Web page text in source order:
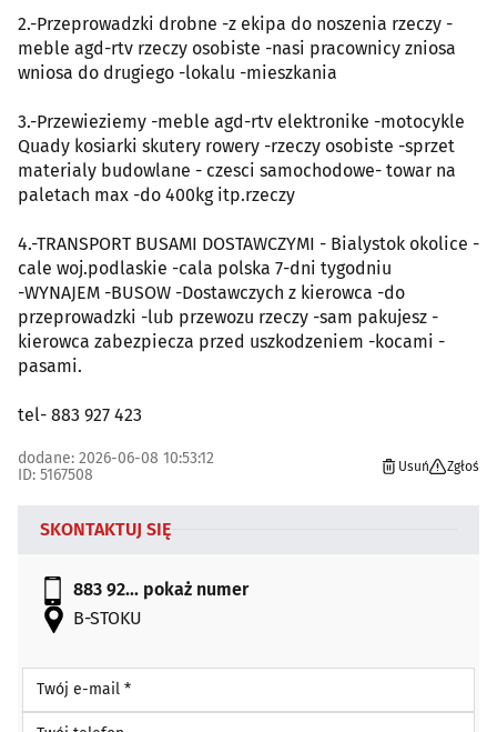
2.-Przeprowadzki drobne -z ekipa do noszenia rzeczy -
meble agd-rtv rzeczy osobiste -nasi pracownicy zniosa
wniosa do drugiego -lokalu -mieszkania
3.-Przewieziemy -meble agd-rtv elektronike -motocykle
Quady kosiarki skutery rowery -rzeczy osobiste -sprzet
materialy budowlane - czesci samochodowe- towar na
paletach max -do 400kg itp.rzeczy
4.-TRANSPORT BUSAMI DOSTAWCZYMI - Bialystok okolice -
cale woj.podlaskie -cala polska 7-dni tygodniu
-WYNAJEM -BUSOW -Dostawczych z kierowca -do
przeprowadzki -lub przewozu rzeczy -sam pakujesz -
kierowca zabezpiecza przed uszkodzeniem -kocami -
pasami.
tel- 883 927 423
dodane: 2026-06-08 10:53:12
ID: 5167508
Usuń Zgłoś
SKONTAKTUJ SIĘ
883 92... pokaż numer
B-STOKU
Twój e-mail *
Twój telefon